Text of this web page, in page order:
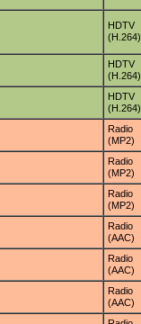
HDTV
(H.264)
HDTV
(H.264)
HDTV
(H.264)
Radio
(MP2)
Radio
(MP2)
Radio
(MP2)
Radio
(AAC)
Radio
(AAC)
Radio
(AAC)